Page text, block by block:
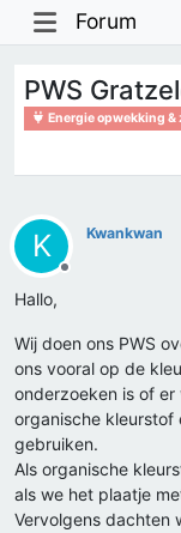
Forum
PWS
Energie opwekking &
K
Offline
Kwankwan
Hallo,
Wij doen ons PWS
ons vooral op de
onderzoeken is of er
organische kleurstof
gebruiken.
Als organische
als we het plaatje
Vervolgens dachten